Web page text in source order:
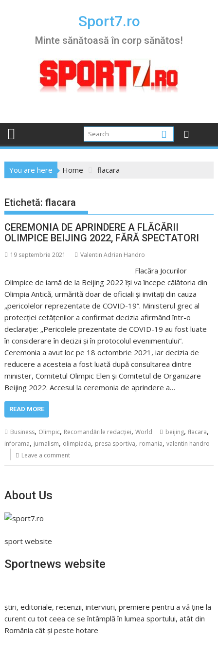
Sport7.ro
Minte sănătoasă în corp sănătos!
You are here Home flacara
Etichetă:flacara
CEREMONIA DE APRINDERE A FLĂCĂRII
OLIMPICE BEIJING 2022, FĂRĂ SPECTATORI
19 septembrie 2021 Valentin Adrian Handro
Flacăra Jocurilor
Olimpice de iarnă de la Beijing 2022 își va începe călătoria din
Olimpia Antică, urmărită doar de oficiali și invitați din cauza
„pericolelor reprezentate de COVID-19”. Ministerul grec al
protecției cetățenilor a confirmat decizia afirmând într-o
declarație: „Pericolele prezentate de COVID-19 au fost luate
în considerare în decizii și în protocolul evenimentului”.
Ceremonia a avut loc pe 18 octombrie 2021, iar decizia de
reducere a acesteia a fost luată după consultarea dintre
minister, Comitetul Olimpic Elen și Comitetul de Organizare
Beijing 2022. Accesul la ceremonia de aprindere a…
READ MORE
Business, Olimpic, Recomandările redacției,World beijing,flacara,
inforama, jurnalism, olimpiada, presa sportiva, romania,valentin handro
Leave a comment
About Us
sport website
Sportnews website
știri, editoriale, recenzii, interviuri, premiere pentru a vă ține la
curent cu tot ceea ce se întâmplă în lumea sportului, atât din
România cât și peste hotare